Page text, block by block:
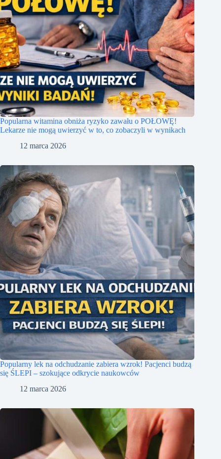
Popularna witamina obniża ryzyko zawału o POŁOWĘ!
Lekarze nie mogą uwierzyć w to, co zobaczyli w wynikach
12 marca 2026
Popularny lek na odchudzanie zabiera wzrok! Pacjenci budzą
się ŚLEPI – szokujące odkrycie naukowców
12 marca 2026